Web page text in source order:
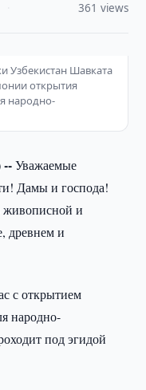
361 views
Узбекистан Шавката
открытия
народно-
--Уважаемые
Дамы и господа!
живописной и
древнем и
с открытием
народно-
под эгидой